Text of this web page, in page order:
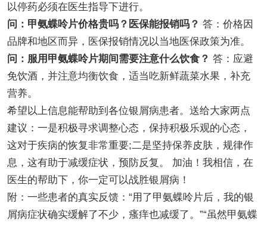
以停药必须在医生指导下进行。
问：甲氨蝶呤片价格贵吗？医保能报销吗？ 答：价格因
品牌和地区而异，医保报销情况以当地医保政策为准。
问：服用甲氨蝶呤片期间需要注意什么饮食？ 答：应避
免饮酒，并注意均衡饮食，适当吃新鲜蔬菜水果，补充
营养。
希望以上信息能帮助到各位银屑病患者。送给大家两点
建议：一是积极寻求调整心态，保持积极乐观的心态，
这对于疾病的恢复非常重要;二是坚持保养皮肤，规律作
息，这有助于减缓症状，预防反复。 加油！我相信，在
医生的帮助下，你一定可以战胜银屑病！
附：一些患者的真实反馈：“用了甲氨蝶呤片后，我的银
屑病症状确实缓解了不少，瘙痒也减缓了。”“虽然甲氨蝶